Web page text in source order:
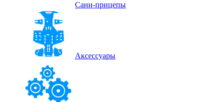
Сани-прицепы
Аксессуары